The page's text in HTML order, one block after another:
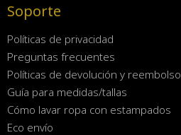
Soporte
Políticas de privacidad
Preguntas frecuentes
Políticas de devolución y reembolso
Guía para medidas/tallas
Cómo lavar ropa con estampados
Eco envío